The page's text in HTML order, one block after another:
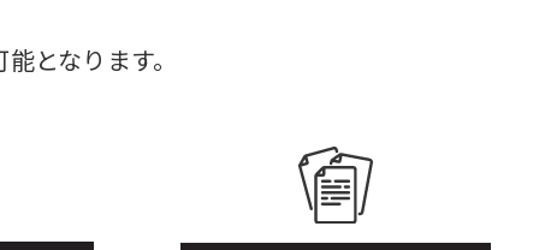
となります。